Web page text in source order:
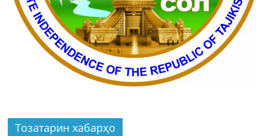
Тозатарин хабарҳо